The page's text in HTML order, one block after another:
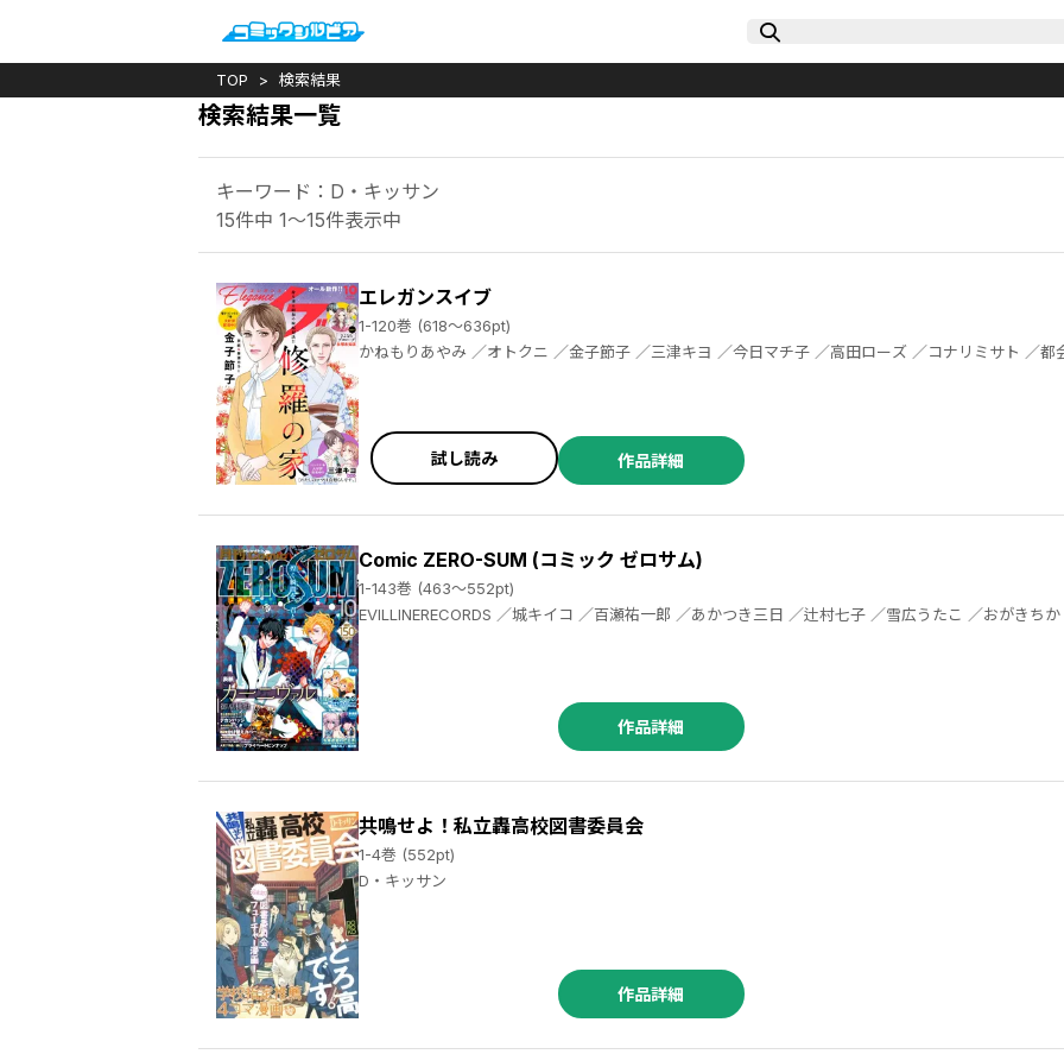
TOP 検索結果
検索結果一覧
キーワード：D・キッサン
15件中 1～15件表示中
エレガンスイブ
1-120巻 (618～636pt)
かねもりあやみ ／オトクニ ／金子節子 ／三津キヨ ／今日マチ子 ／高田ローズ ／コナリミサト ／都会 ／たかし♂ ／みなと鈴 ／近由子 ／いしかわひろこ ／大澄剛 ／永塚未知流 ／小山田容子 ／雨川みう ／克本かさね ／はるこ ／よしだ他 ／三樽 ／宮脇裕子 ／久住昌之 ／青江覚峰 ／石塚夢見 ／石井まゆみ ／会田薫 ／六多いくみ ／いぬゐのこ ／東畑開人 ／川口まどか ／羽田伊吹 ／丸山真理 ／大谷博子 ／赤みつ ／阿記江衣子 ／川嶋すず ／Jam ／水沢悦子 ／室戸南太 ／OZ
試し読み 作品詳細
Comic ZERO-SUM (コミック ゼロサム)
1-143巻 (463～552pt)
EVILLINERECORDS ／城キイコ ／百瀬祐一郎 ／あかつき三日 ／辻村七子 ／雪広うたこ ／おがきちか ／アラスカぱん ／桃春花 ／まろ ／尾羊英 ／中村颯希 ／ゆき哉 ／やましろ梅太 ／真冬日 ／御巫桃也 ／春園ショウ ／須賀今日助 ／佐藤友哉 ／ひだかなみ ／山口悟 ／高山しのぶ ／庭春樹 ／藤咲淳一 ／RayarkInc. ／久米田夏緒 ／おの秋人 ／文庫妖 ／なま ／雨宮由樹 ／市原ゆき乃 ／いそふらぼん肘樹 ／西実さく ／松幸かほ ／テクノサマタ ／ムネヤマヨシミ ／リベル・エンタテインメント ／冨士原良 ／シノノメウタ ／都志見文太
作品詳細
共鳴せよ！私立轟高校図書委員会
1-4巻 (552pt)
D・キッサン
作品詳細